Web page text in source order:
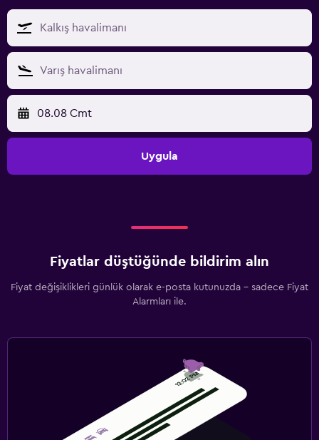
08.08 Cmt
Uygula
Fiyatlar düştüğünde bildirim alın
Fiyat değişiklikleri günlük olarak e-posta kutunuzda - sadece Fiyat
Alarmları ile.